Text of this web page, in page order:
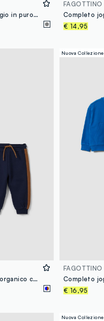
Completo over fit jogging grigio in puro cotone con stampa MARVEL Spider-Man per bimbo
FAGOTTINO
€ 14,95
Completo blu in puro cotone organico con girocollo e ricami per bimbo
Nuova Collezione
FAGOTTINO
€ 16,95
Nuova Collezione